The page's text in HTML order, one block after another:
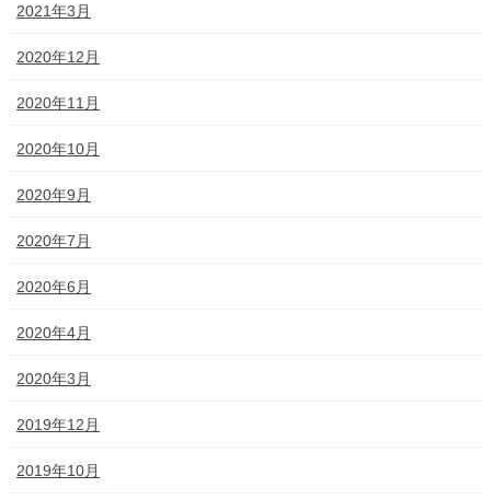
2021年3月
2020年12月
2020年11月
2020年10月
2020年9月
2020年7月
2020年6月
2020年4月
2020年3月
2019年12月
2019年10月